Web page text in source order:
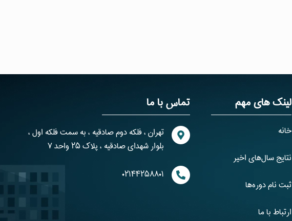
لینک های مهم
خانه
نتایج سال‌های اخیر
ثبت نام دوره‌ها
ارتباط با ما
تماس با ما
تهران ، فلکه دوم صادقیه ، به سمت فلکه اول ،
بلوار شهدای صادقیه ، پلاک ۲۵ واحد ۷
۰۲۱۴۴۲۵۸۸۰۱